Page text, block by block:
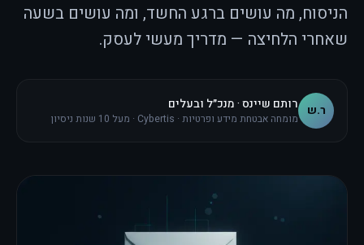
הניסוח, מה עושים ברגע החשד, ומה עושים בשעה
שאחרי הלחיצה — מדריך מעשי לעסק.
ר.ש רותם שיינס · מנכ״ל ובעלים
מומחה אבטחת מידע ופרטיות · Cybertis · מעל 10 שנות ניסיון